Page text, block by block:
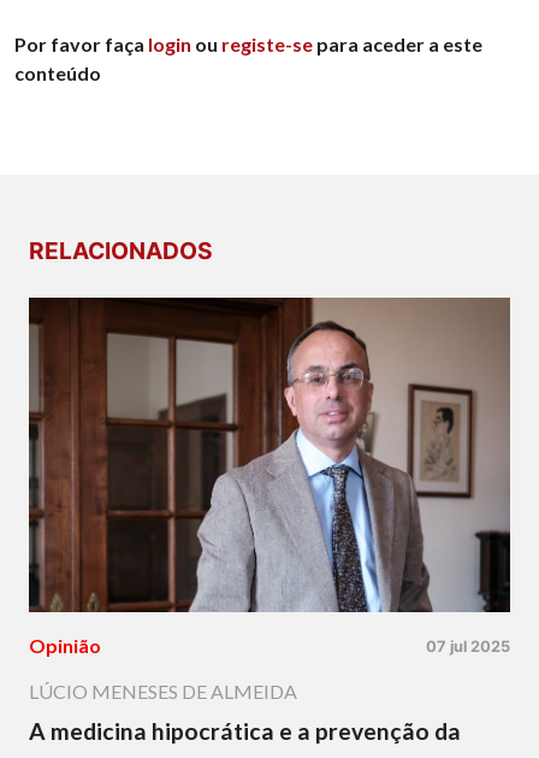
Por favor faça login ou registe-se para aceder a este
conteúdo
RELACIONADOS
Opinião 07 jul 2025
LÚCIO MENESES DE ALMEIDA
A medicina hipocrática e a prevenção da